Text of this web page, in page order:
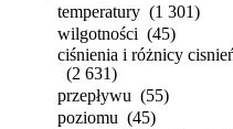
temperatury (1 301)
wilgotności (45)
ciśnienia i różnicy
(2 631)
przepływu (55)
poziomu (45)